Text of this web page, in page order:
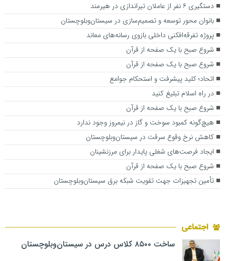
دستگیری ۶ نفر از عاملان تیراندازی در هیرمند
بانوان محور توسعه و تصمیم‌سازی در سیستان‌وبلوچستان
پروژه تفرقه‌افکنی داخلی بازوی رسانه‌های معاند
شروع صبح با یک صفحه از قرآن
شروع صبح با یک صفحه از قرآن
اتحاد؛ کلید پیشرفت و استحکام جوامع
در راه اسلام تبلیغ کنید
شروع صبح با یک صفحه از قرآن
هیچ‌گونه کمبود سوخت و گاز در نیمروز وجود ندارد
کاهش نرخ وقوع سرقت در سیستان‌وبلوچستان
ایجاد فرصت‌های شغلی پایدار برای مرزنشینان
شروع صبح با یک صفحه از قرآن
تأمین تجهیزات جهت تقویت شبکه برق سیستان‌وبلوچستان
اجتماعی
ساخت ۸۵۰۰ کلاس درس در سیستان‌وبلوچستان